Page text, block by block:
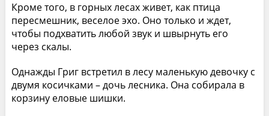
Кроме того, в горных лесах живет, как птица
пересмешник, веселое эхо. Оно только и ждет,
чтобы подхватить любой звук и швырнуть его
через скалы.
Однажды Григ встретил в лесу маленькую девочку с
двумя косичками – дочь лесника. Она собирала в
корзину еловые шишки.